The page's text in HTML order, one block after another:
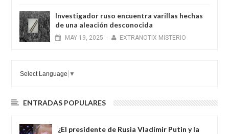
Investigador ruso encuentra varillas hechas
de una aleación desconocida
MAY 19, 2025 - EXTRANOTIX MISTERIO
Select Language ▼
ENTRADAS POPULARES
¿El presidente de Rusia Vladímir Putin y la